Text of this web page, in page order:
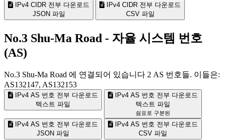
IPv4 CIDR 전부 다운로드
JSON 파일
IPv4 CIDR 전부 다운로드
CSV 파일
No.3 Shu-Ma Road - 자율 시스템 번호
(AS)
No.3 Shu-Ma Road 에 연결되어 있습니다 2 AS 번호들. 이들은:
AS132147, AS132153
IPv4 AS 번호 전부 다운로드
텍스트 파일
IPv4 AS 번호 전부 다운로드
텍스트 파일
쉼표로 구분된
IPv4 AS 번호 전부 다운로드
JSON 파일
IPv4 AS 번호 전부 다운로드
CSV 파일